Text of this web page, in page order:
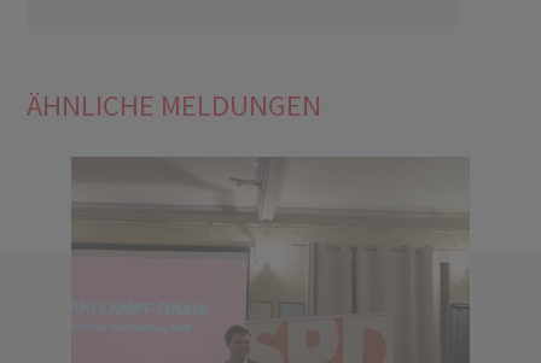
ÄHNLICHE MELDUNGEN